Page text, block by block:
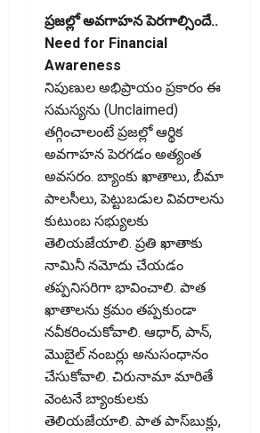
ప్రజల్లో అవగాహన పెరగాల్సిందే..
Need for Financial
Awareness
నిపుణుల అభిప్రాయం ప్రకారం ఈ
సమస్యను (Unclaimed)
తగ్గించాలంటే ప్రజల్లో ఆర్థిక
అవగాహన పెరగడం అత్యంత
అవసరం. బ్యాంకు ఖాతాలు, బీమా
పాలసీలు, పెట్టుబడుల వివరాలను
కుటుంబ సభ్యులకు
తెలియజేయాలి. ప్రతి ఖాతాకు
నామినీ నమోదు చేయడం
తప్పనిసరిగా భావించాలి. పాత
ఖాతాలను క్రమం తప్పకుండా
నవీకరించుకోవాలి. ఆధార్‌, పాన్‌,
మొబైల్‌ నంబర్లు అనుసంధానం
చేసుకోవాలి. చిరునామా మారితే
వెంటనే బ్యాంకులకు
తెలియజేయాలి. పాత పాస్‌బుక్లు,